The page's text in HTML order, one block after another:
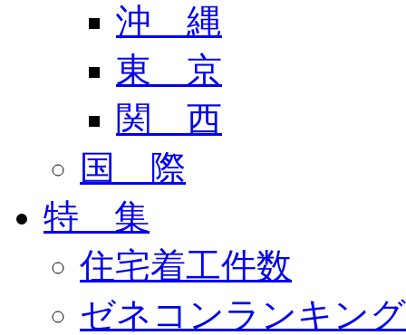
沖 縄
東 京
関 西
国 際
特 集
住宅着工件数
ゼネコンランキング